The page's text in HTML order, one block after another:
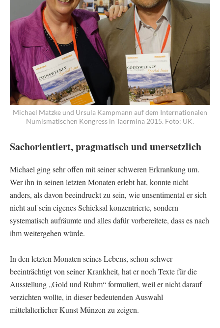
Michael Matzke und Ursula Kampmann auf dem Internationalen
Numismatischen Kongress in Taormina 2015. Foto: UK.
Sachorientiert, pragmatisch und unersetzlich
Michael ging sehr offen mit seiner schweren Erkrankung um.
Wer ihn in seinen letzten Monaten erlebt hat, konnte nicht
anders, als davon beeindruckt zu sein, wie unsentimental er sich
nicht auf sein eigenes Schicksal konzentrierte, sondern
systematisch aufräumte und alles dafür vorbereitete, dass es nach
ihm weitergehen würde.
In den letzten Monaten seines Lebens, schon schwer
beeinträchtigt von seiner Krankheit, hat er noch Texte für die
Ausstellung „Gold und Ruhm“ formuliert, weil er nicht darauf
verzichten wollte, in dieser bedeutenden Auswahl
mittelalterlicher Kunst Münzen zu zeigen.